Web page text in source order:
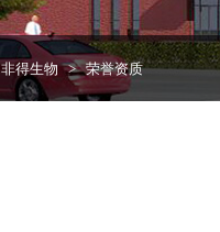
非得生物 >荣誉资质